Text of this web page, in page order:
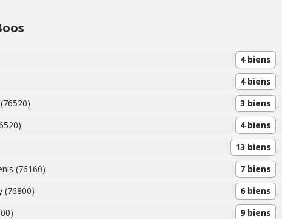
4 biens
4 biens
3 biens
4 biens
13 biens
(76160)
7 biens
(76800)
6 biens
9 biens